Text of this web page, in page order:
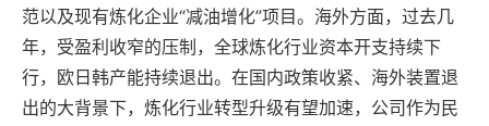
范以及现有炼化企业“减油增化”项目。海外方面，过去几
年，受盈利收窄的压制，全球炼化行业资本开支持续下
行，欧日韩产能持续退出。在国内政策收紧、海外装置退
出的大背景下，炼化行业转型升级有望加速，公司作为民